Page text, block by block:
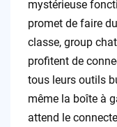
mystérieuse
promet de faire
classe, group
profitent de
tous leurs outils
même la boîte à
attend le